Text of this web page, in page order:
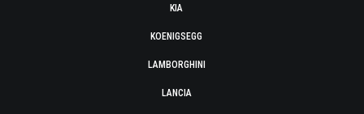
KIA
KOENIGSEGG
LAMBORGHINI
LANCIA